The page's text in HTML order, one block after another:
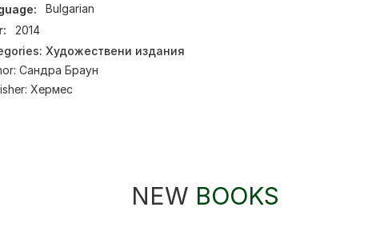
Bulgarian
2014
Художествени издания
Сандра Браун
Хермес
NEW BOOKS